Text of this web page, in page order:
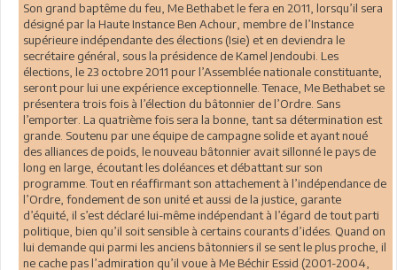
Son grand baptême du feu, Me Bethabet le fera en 2011, lorsqu’il sera
désigné par la Haute Instance Ben Achour, membre de l’Instance
supérieure indépendante des élections (Isie) et en deviendra le
secrétaire général, sous la présidence de Kamel Jendoubi. Les
élections, le 23 octobre 2011 pour l’Assemblée nationale constituante,
seront pour lui une expérience exceptionnelle. Tenace, Me Bethabet se
présentera trois fois à l’élection du bâtonnier de l’Ordre. Sans
l’emporter. La quatrième fois sera la bonne, tant sa détermination est
grande. Soutenu par une équipe de campagne solide et ayant noué
des alliances de poids, le nouveau bâtonnier avait sillonné le pays de
long en large, écoutant les doléances et débattant sur son
programme. Tout en réaffirmant son attachement à l’indépendance de
l’Ordre, fondement de son unité et aussi de la justice, garante
d’équité, il s’est déclaré lui-même indépendant à l’égard de tout parti
politique, bien qu’il soit sensible à certains courants d’idées. Quand on
lui demande qui parmi les anciens bâtonniers il se sent le plus proche, il
ne cache pas l’admiration qu’il voue à Me Béchir Essid (2001-2004,